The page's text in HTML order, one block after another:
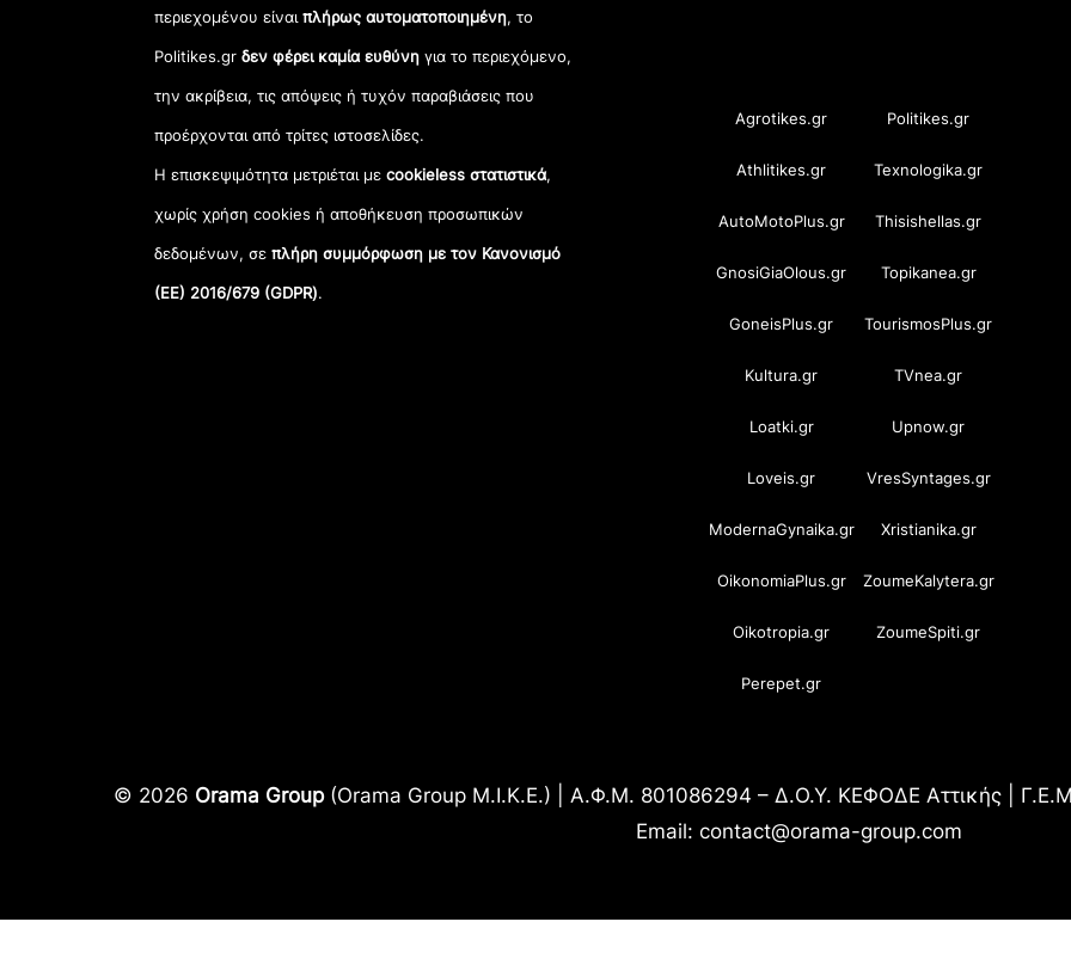
περιεχομένου είναιπλήρως αυτοματοποιημένη, το
Politikes.grδεν φέρει καμία ευθύνη για το περιεχόμενο,
την ακρίβεια, τις απόψεις ή τυχόν παραβιάσεις που
προέρχονται από τρίτες ιστοσελίδες.
Η επισκεψιμότητα μετριέται μεcookieless στατιστικά,
χωρίς χρήση cookies ή αποθήκευση προσωπικών
δεδομένων, σεπλήρη συμμόρφωση με τον Κανονισμό
(ΕΕ) 2016/679 (GDPR).
Agrotikes.gr Politikes.gr
Athlitikes.gr Texnologika.gr
AutoMotoPlus.gr Thisishellas.gr
GnosiGiaOlous.gr Topikanea.gr
GoneisPlus.gr TourismosPlus.gr
Kultura.gr TVnea.gr
Loatki.gr Upnow.gr
Loveis.gr VresSyntages.gr
ModernaGynaika.gr Xristianika.gr
OikonomiaPlus.gr ZoumeKalytera.gr
Oikotropia.gr ZoumeSpiti.gr
Perepet.gr
© 2026 Orama Group(Orama Group Μ.Ι.Κ.Ε.) | Α.Φ.Μ. 801086294 – Δ.Ο.Υ. ΚΕΦΟΔΕ Αττικής |
Email: contact@orama-group.com